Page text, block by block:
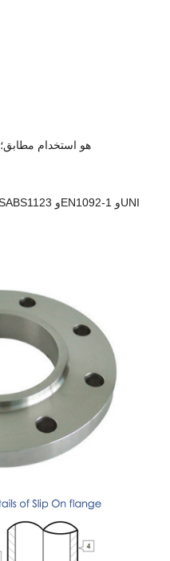
من بينها، السطح غير المستوي (MFM) هو استخدام مطابق؛